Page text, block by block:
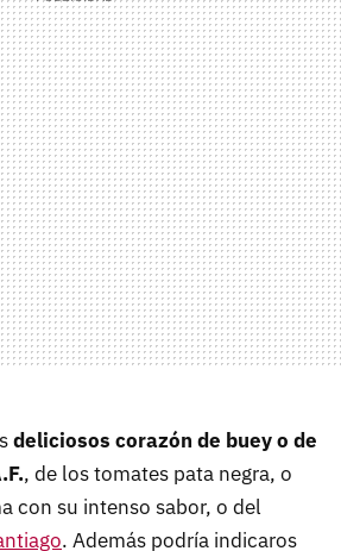
deliciosos corazón de buey o de
, de los tomates pata negra, o
con su intenso sabor, o del
. Además podría indicaros